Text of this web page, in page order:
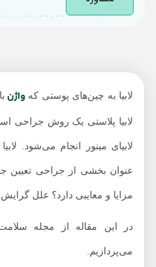
لابیا به چین‌های پوستی کهواژن
لابیا پلاستی یک روش جراحی است
لابیای مینور انجام می‌شود. لابیا
عنوان بخشی از جراحی تعیین
مزایا و معایبی دارد؟ علل گرایش
در این مقاله از مجله سلامت
می‌پردازیم.